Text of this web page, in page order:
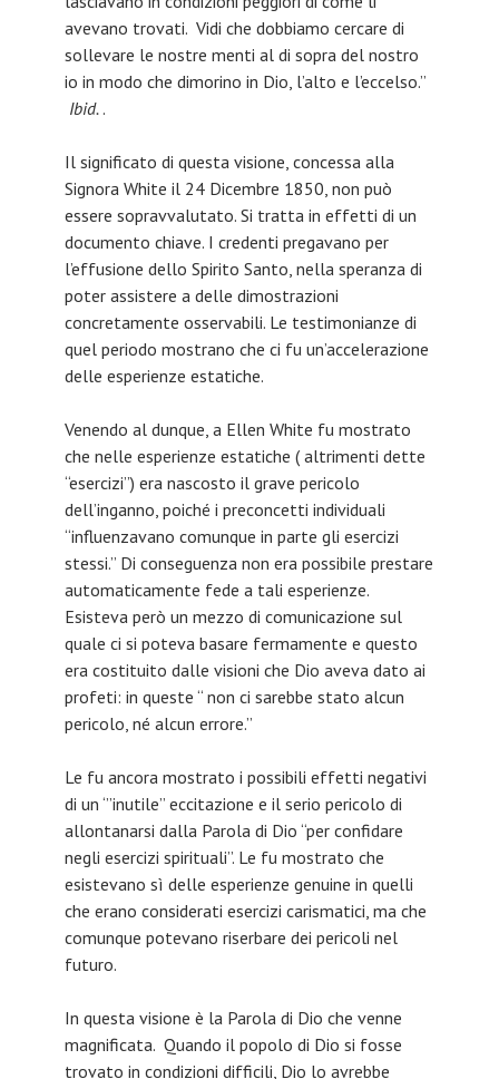
avevano trovati. Vidi che dobbiamo cercare di
sollevare le nostre menti al di sopra del nostro
io in modo che dimorino in Dio, l’alto e l’eccelso.”
Ibid..
Il significato di questa visione, concessa alla
Signora White il 24 Dicembre 1850, non può
essere sopravvalutato. Si tratta in effetti di un
documento chiave. I credenti pregavano per
l’effusione dello Spirito Santo, nella speranza di
poter assistere a delle dimostrazioni
concretamente osservabili. Le testimonianze di
quel periodo mostrano che ci fu un’accelerazione
delle esperienze estatiche.
Venendo al dunque, a Ellen White fu mostrato
che nelle esperienze estatiche ( altrimenti dette
“esercizi”) era nascosto il grave pericolo
dell’inganno, poiché i preconcetti individuali
“influenzavano comunque in parte gli esercizi
stessi.” Di conseguenza non era possibile prestare
automaticamente fede a tali esperienze.
Esisteva però un mezzo di comunicazione sul
quale ci si poteva basare fermamente e questo
era costituito dalle visioni che Dio aveva dato ai
profeti: in queste “ non ci sarebbe stato alcun
pericolo, né alcun errore.”
Le fu ancora mostrato i possibili effetti negativi
di un ‘”inutile” eccitazione e il serio pericolo di
allontanarsi dalla Parola di Dio “per confidare
negli esercizi spirituali”. Le fu mostrato che
esistevano sì delle esperienze genuine in quelli
che erano considerati esercizi carismatici, ma che
comunque potevano riserbare dei pericoli nel
futuro.
In questa visione è la Parola di Dio che venne
magnificata. Quando il popolo di Dio si fosse
trovato in condizioni difficili, Dio lo avrebbe